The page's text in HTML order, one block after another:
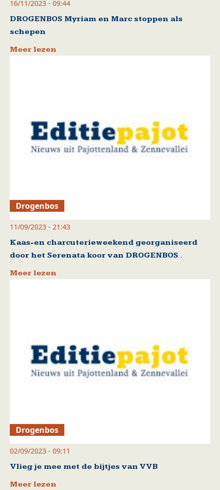
16/11/2023 - 09:44
DROGENBOS Myriam en Marc stoppen als
schepen
Meer lezen
Drogenbos
11/09/2023 - 21:43
Kaas-en charcuterieweekend georganiseerd
door het Serenata koor van DROGENBOS .
Meer lezen
Drogenbos
02/09/2023 - 09:11
Vlieg je mee met de bijtjes van VVB
Meer lezen